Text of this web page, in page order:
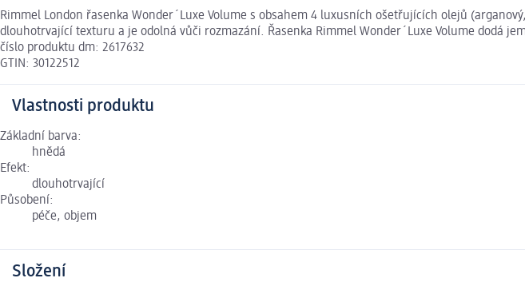
Rimmel London řasenka Wonder´Luxe Volume s obsahem 4 luxusních ošetřujících olejů
dlouhotrvající texturu a je odolná vůči rozmazání. Řasenka Rimmel Wonder´Luxe Volume dodá
číslo produktu dm: 2617632
GTIN: 30122512
Vlastnosti produktu
Základní barva:
hnědá
Efekt:
dlouhotrvající
Působení:
péče, objem
Složení